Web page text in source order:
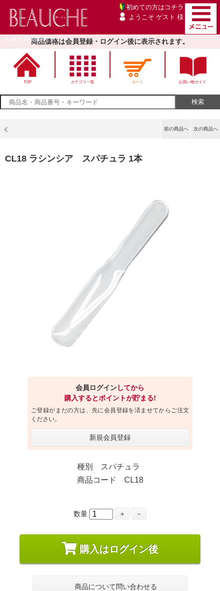
エステ用品卸売サイト
初めての方は コチラ
ようこそ ゲスト 様
商品価格は会員登録・ログイン後に表示されます。
TOP カテゴリ一覧 カート お買い物ガイド
次の商品へ
前の商品へ
CL18 ラシンシア スパチュラ 1本
会員ログインしてから
購入するとポイントが貯まる!
ご登録がまだの方は、先に会員登録を済ませてからご注文
ください。
新規会員登録
種別 スパチュラ
商品コード CL18
数量 ＋ －
購入はログイン後
商品について問い合わせる